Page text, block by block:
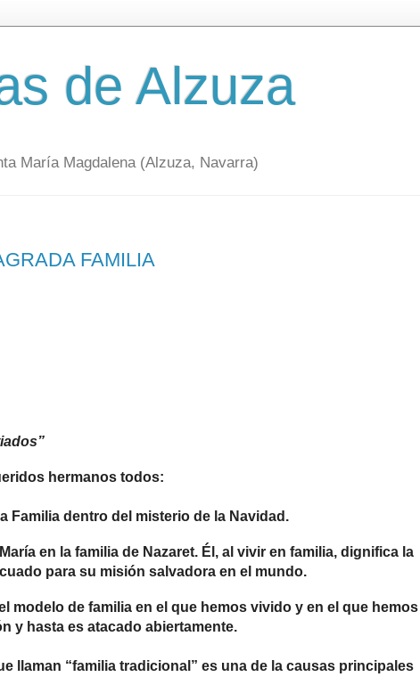
de Alzuza
María Magdalena (Alzuza, Navarra)
FAMILIA
hermanos todos:
Familia dentro del misterio de la Navidad.
en la familia de Nazaret. Él, al vivir en familia, dignifica la
para su misión salvadora en el mundo.
modelo de familia en el que hemos vivido y en el que hemos
y hasta es atacado abiertamente.
llaman “familia tradicional” es una de la causas principales